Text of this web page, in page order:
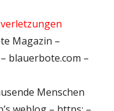
Magazin –
blauerbote.com –
Menschen